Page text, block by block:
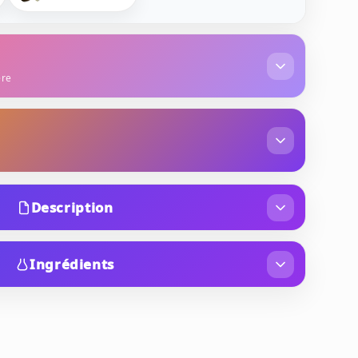
Description
Montaigne est un Extrait de Parfum mixte
raffinement et de la clarté. Cette fragrance
conçue pour ceux qui recherchent une
Ingrédients